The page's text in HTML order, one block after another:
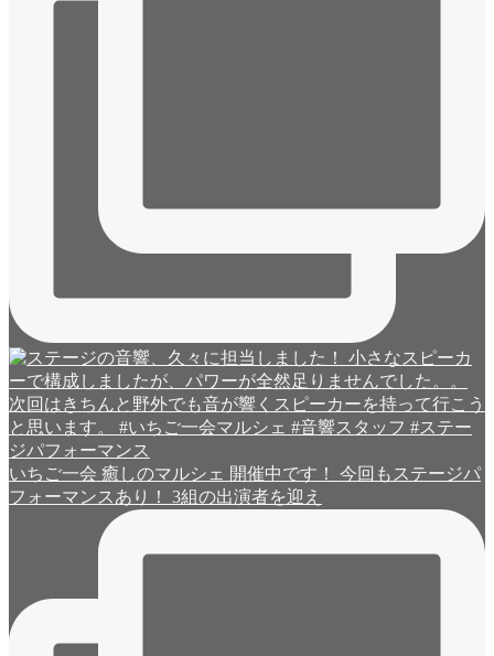
いちご一会 癒しのマルシェ 開催中です！ 今回もステージパ
フォーマンスあり！ 3組の出演者を迎え